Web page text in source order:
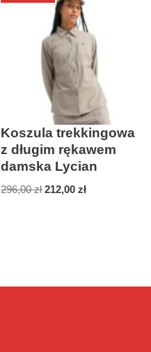
Koszula trekkingowa
z długim rękawem
damska Lycian
296,00zł 212,00zł